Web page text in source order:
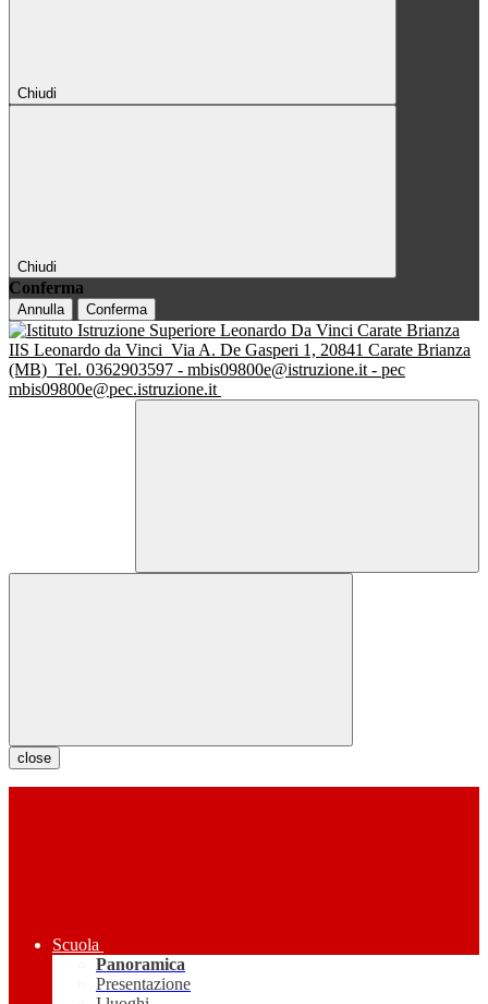
Chiudi
Chiudi
Conferma
Annulla Conferma
IIS Leonardo da Vinci Via A. De Gasperi 1, 20841 Carate Brianza
(MB) Tel. 0362903597 - mbis09800e@istruzione.it - pec
mbis09800e@pec.istruzione.it
close
Scuola
Panoramica
Presentazione